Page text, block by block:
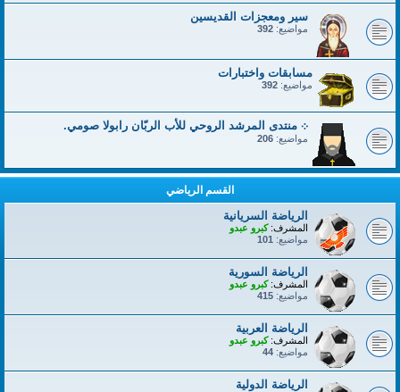
سير ومعجزات القديسين
مواضيع: 392
مسابقات واختبارات
مواضيع: 392
܀ منتدى المرشد الروحي للأب الربّان رابولا صومي.
مواضيع: 206
القسم الرياضي
الرياضة السريانية
المشرف: كبرو عبدو
مواضيع: 101
الرياضة السورية
المشرف: كبرو عبدو
مواضيع: 415
الرياضة العربية
المشرف: كبرو عبدو
مواضيع: 44
الرياضة الدولية